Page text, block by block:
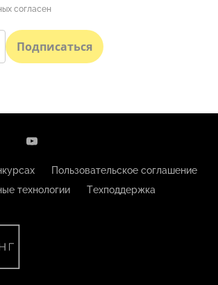
согласен
Подписаться
Пользовательское соглашение
технологии Техподдержка